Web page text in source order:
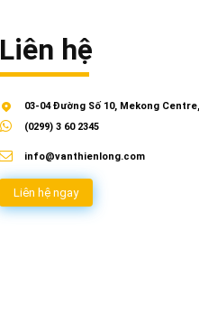
Liên hệ
03-04 Đường Số 10, Mekong
(0299) 3 60 2345
info@vanthienlong.com
Liên hệ ngay